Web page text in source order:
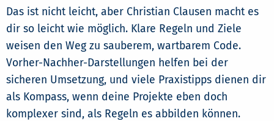
Das ist nicht leicht, aber Christian Clausen macht es
dir so leicht wie möglich. Klare Regeln und Ziele
weisen den Weg zu sauberem, wartbarem Code.
Vorher-Nachher-Darstellungen helfen bei der
sicheren Umsetzung, und viele Praxistipps dienen dir
als Kompass, wenn deine Projekte eben doch
komplexer sind, als Regeln es abbilden können.